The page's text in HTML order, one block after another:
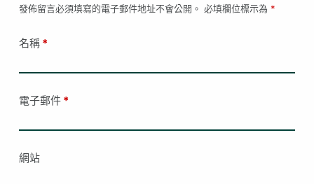
發佈留言必須填寫的電子郵件地址不會公開。 必填欄位標示為 *
名稱*
電子郵件*
網站